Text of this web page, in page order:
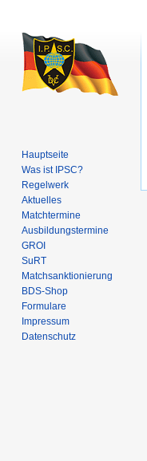
Hauptseite
Was ist IPSC?
Regelwerk
Aktuelles
Matchtermine
Ausbildungs­termine
GROI
SuRT
Match­sanktionierung
BDS-Shop
Formulare
Impressum
Datenschutz